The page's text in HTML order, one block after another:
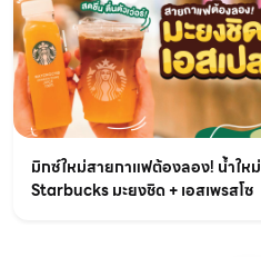
มิกซ์ใหม่สายกาแฟต้องลอง! น้ำใหม่
Starbucks มะยงชิด + เอสเพรสโซ